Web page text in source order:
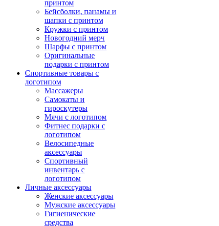
принтом
Бейсболки, панамы и
шапки с принтом
Кружки с принтом
Новогодний мерч
Шарфы с принтом
Оригинальные
подарки с принтом
Спортивные товары с
логотипом
Массажеры
Самокаты и
гироскутеры
Мячи с логотипом
Фитнес подарки с
логотипом
Велосипедные
аксессуары
Спортивный
инвентарь с
логотипом
Личные аксессуары
Женские аксессуары
Мужские аксессуары
Гигиенические
средства